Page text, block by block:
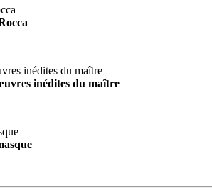
inédites du maître